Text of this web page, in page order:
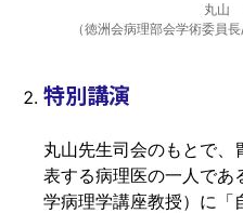
丸山
（徳洲会病理部会学術委員
特別講演
丸山先生司会のもとで、
表する病理医の一人であ
学病理学講座教授）に「